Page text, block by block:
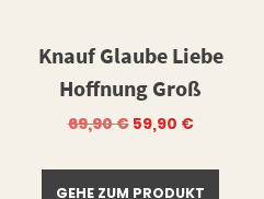
Knauf Glaube Liebe
Hoffnung Groß
69,90€ Ursprünglicher
Preis
69,90 €
59,90 €Aktueller
59,90 €.
GEHE ZUM PRODUKT